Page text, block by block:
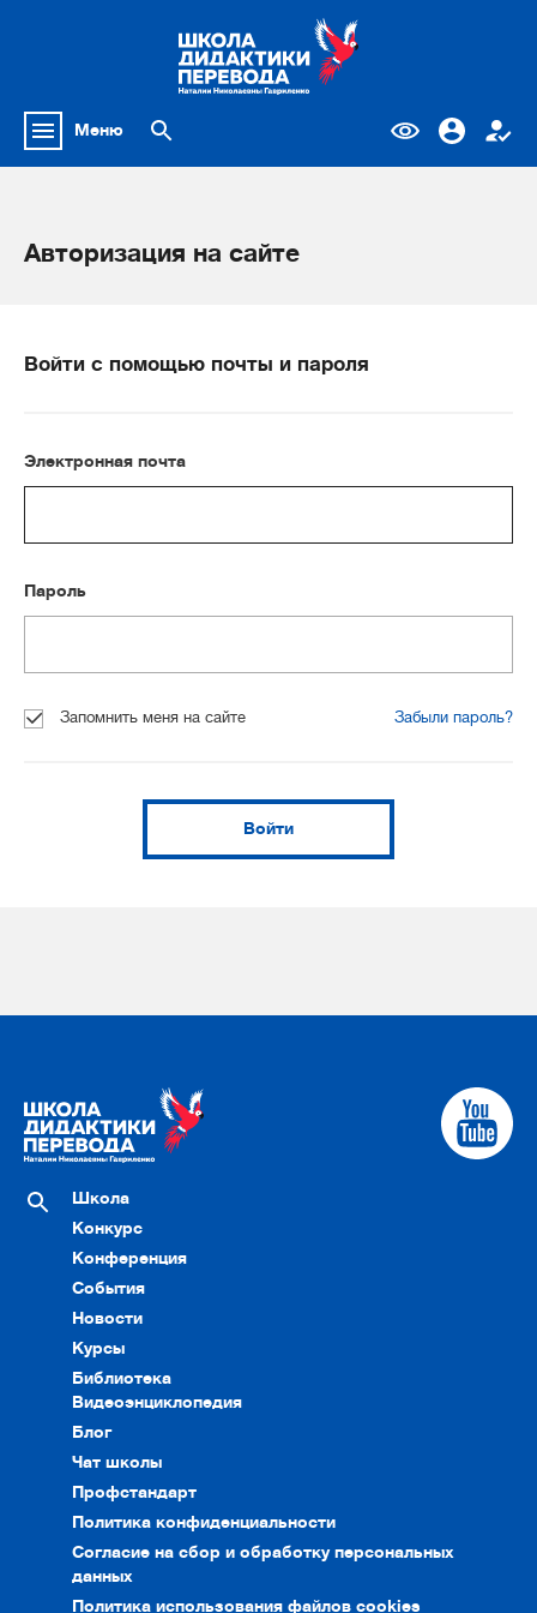
Меню
Авторизация на сайте
Войти с помощью почты и пароля
Электронная почта
Пароль
Запомнить меня на сайте Забыли пароль?
Войти
Школа
Конкурс
Конференция
События
Новости
Курсы
Библиотека
Видеоэнциклопедия
Блог
Чат школы
Профстандарт
Политика конфиденциальности
Согласие на сбор и обработку персональных
данных
Политика использования файлов cookies